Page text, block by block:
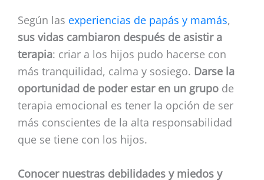
Según las experiencias de papás y mamás,
sus vidas cambiaron después de asistir a
terapia: criar a los hijos pudo hacerse con
más tranquilidad, calma y sosiego. Darse la
oportunidad de poder estar en un grupo de
terapia emocional es tener la opción de ser
más conscientes de la alta responsabilidad
que se tiene con los hijos.
Conocer nuestras debilidades y miedos y